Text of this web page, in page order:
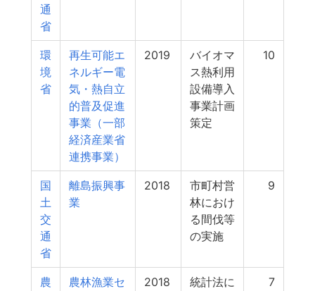
通
省
環
境
省
再生可能エ
ネルギー電
気・熱自立
的普及促進
事業（一部
経済産業省
連携事業）
2019
バイオマ
ス熱利用
設備導入
事業計画
策定
10
国
土
交
通
省
離島振興事
業
2018
市町村営
林におけ
る間伐等
の実施
9
農
農林漁業セ
2018
統計法に
7